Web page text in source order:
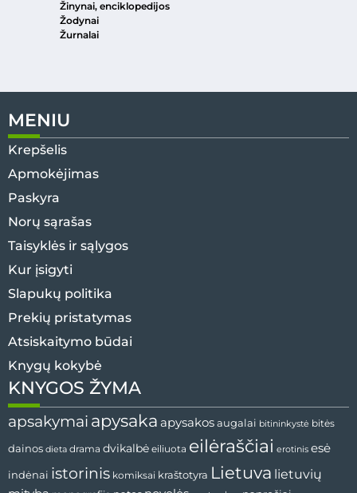
Žinynai, enciklopedijos
Žodynai
Žurnalai
MENIU
Krepšelis
Apmokėjimas
Paskyra
Norų sąrašas
Taisyklės ir sąlygos
Kur įsigyti
Slapukų politika
Prekių pristatymas
Atsiskaitymo būdai
Knygų kokybė
KNYGOS ŽYMA
apsakymai apysaka apysakos augalai bitininkystė bitės
dainos dieta drama dvikalbė eiliuota eilėraščiai erotinis esė
indėnai istorinis komiksai kraštotyra Lietuva lietuvių